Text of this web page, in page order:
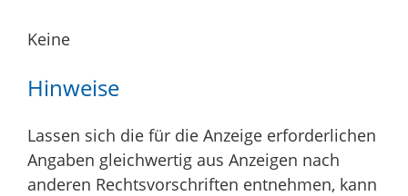
Keine
Hinweise
Lassen sich die für die Anzeige erforderlichen
Angaben gleichwertig aus Anzeigen nach
anderen Rechtsvorschriften entnehmen, kann